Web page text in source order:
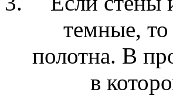
темные, то
полотна. В
в